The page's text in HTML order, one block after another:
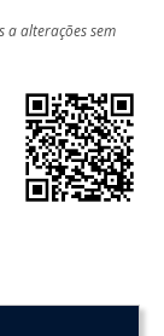
a alterações sem